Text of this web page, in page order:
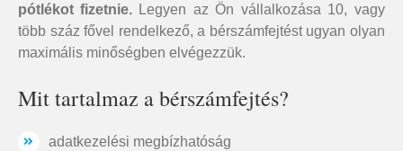
pótlékot fizetnie. Legyen az Ön vállalkozása 10, vagy
több száz fővel rendelkező, a bérszámfejtést ugyan olyan
maximális minőségben elvégezzük.
Mit tartalmaz a bérszámfejtés?
adatkezelési megbízhatóság